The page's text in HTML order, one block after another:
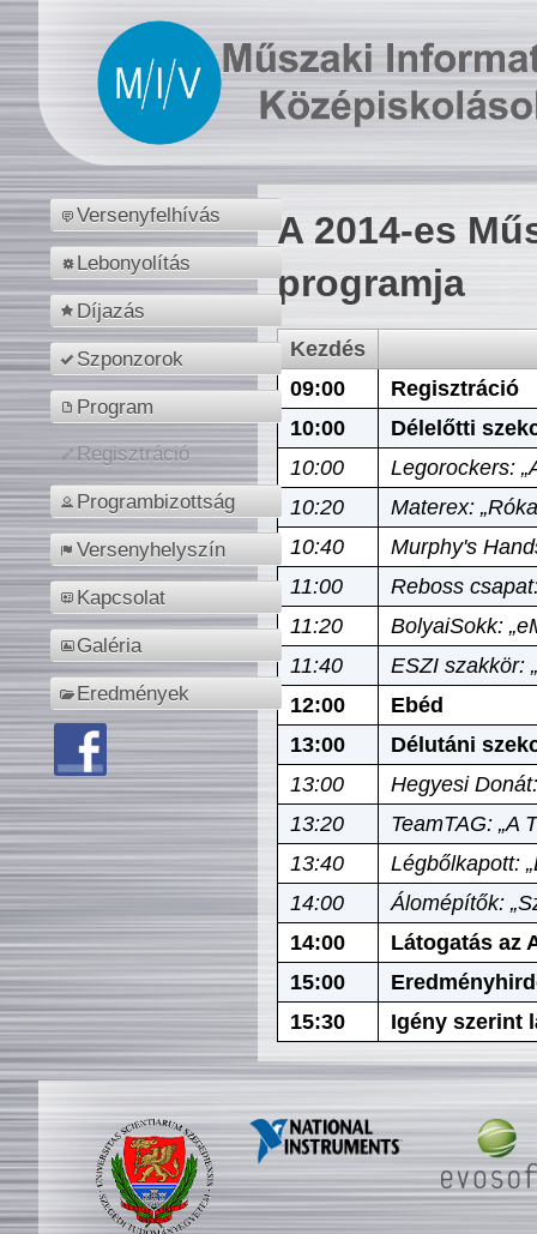
Versenyfelhívás
Lebonyolítás
Díjazás
Szponzorok
Program
Regisztráció
Programbizottság
Versenyhelyszín
Kapcsolat
Galéria
Eredmények
A 2014-es
programja
Kezdés
09:00
Regisztráció
10:00
Délelőtti
10:00
Legorockers:
10:20
Materex:
10:40
Murphy's
11:00
Reboss
11:20
BolyaiSokk:
11:40
ESZI szakkör:
12:00
Ebéd
13:00
Délutáni
13:00
Hegyesi
13:20
TeamTAG: „A
13:40
Légbőlkapott:
14:00
Álomépítők:
14:00
Látogatás az
15:00
15:30
Igény szerint